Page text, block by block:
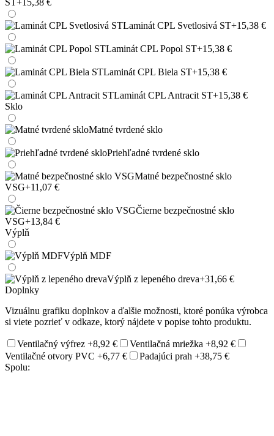
Laminát CPL Svetlosivá ST+15,38 €
Laminát CPL Popol ST+15,38 €
Laminát CPL Biela ST+15,38 €
Laminát CPL Antracit ST+15,38 €
Sklo
Matné tvrdené sklo
Priehľadné tvrdené sklo
Matné bezpečnostné sklo
VSG+11,07 €
Čierne bezpečnostné sklo
VSG+13,84 €
Výplň
Výplň MDF
Výplň z lepeného dreva+31,66 €
Doplnky
Vizuálnu grafiku doplnkov a ďalšie možnosti, ktoré ponúka výrobca
si viete pozrieť v odkaze, ktorý nájdete v popise tohto produktu.
Ventilačný výfrez +8,92 € Ventilačná mriežka +8,92 €
Ventilačné otvory PVC +6,77 € Padajúci prah +38,75 €
Spolu: